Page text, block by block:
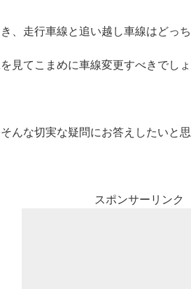
、走行車線と追い越し車線はどっ
見てこまめに車線変更すべきでし
んな切実な疑問にお答えしたいと思
スポンサーリンク